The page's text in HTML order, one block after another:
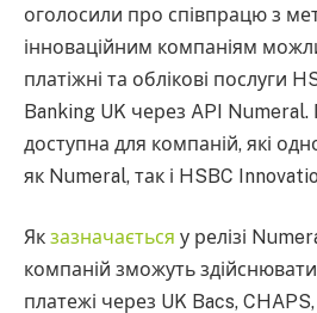
оголосили про співпрацю з
інноваційним компаніям
платіжні та облікові послуги
Banking UK через API Numeral.
доступна для компаній, які
як Numeral, так і HSBC
Як зазначається у релізі
компаній зможуть
платежі через UK Bacs,